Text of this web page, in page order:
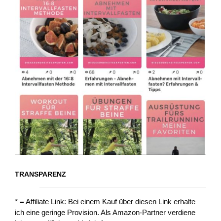
TRANSPARENZ
* = Affiliate Link: Bei einem Kauf über diesen Link erhalte
ich eine geringe Provision. Als Amazon-Partner verdiene